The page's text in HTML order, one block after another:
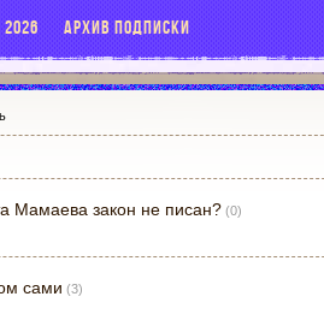
АРХИВ ПОДПИСКИ
Мамаева закон не писан? (0)
сами (3)